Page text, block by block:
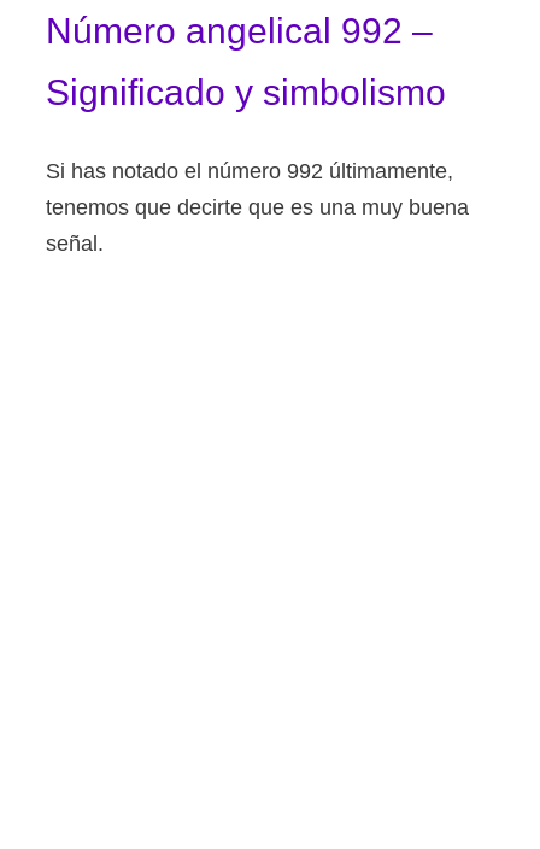
Número angelical 992 –
Significado y simbolismo
Si has notado el número 992 últimamente,
tenemos que decirte que es una muy buena
señal.